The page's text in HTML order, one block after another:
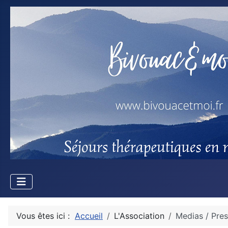
Vous êtes ici : Accueil L'Association Medias /